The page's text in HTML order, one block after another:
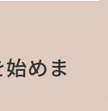
めま